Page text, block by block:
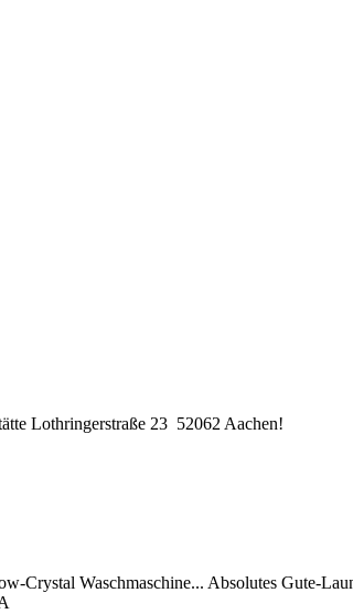
Lothringerstraße 23 52062 Aachen!
Crystal Waschmaschine... Absolutes Gute-